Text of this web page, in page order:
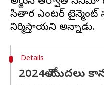
సితార ఎంటర్ టైన్మెంట్
Details
2024లో మొదలు